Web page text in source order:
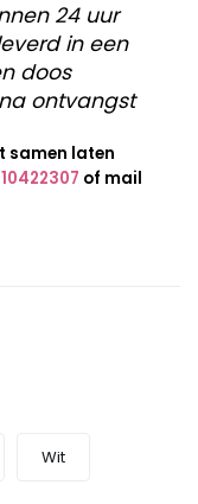
24 uur
in een
doos
ontvangst
samen laten
of mail
Wit